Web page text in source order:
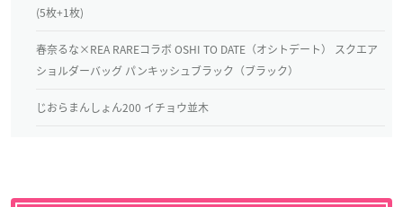
(5枚+1枚)
春奈るな×REA RAREコラボ OSHI TO DATE（オシトデート） スクエア
ショルダーバッグ パンキッシュブラック（ブラック）
じおらまんしょん200 イチョウ並木